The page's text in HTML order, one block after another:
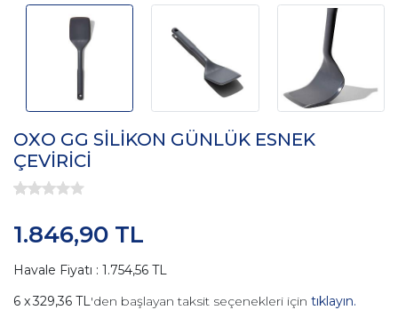
OXO GG SİLİKON GÜNLÜK ESNEK
ÇEVİRİCİ
1.846,90 TL
Havale Fiyatı : 1.754,56 TL
329,36 TL'den başlayan taksit seçenekleri için tıklayın.